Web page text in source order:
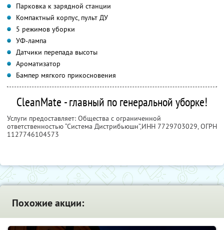
Парковка к зарядной станции
Компактный корпус, пульт ДУ
5 режимов уборки
УФ-лампа
Датчики перепада высоты
Ароматизатор
Бампер мягкого прикосновения
CleanMate - главный по генеральной уборке!
Услуги предоставляет: Общества с ограниченной
ответственностью “Система Дистрибьюшн”,ИНН 7729703029, ОГРН
1127746104573
Похожие акции: